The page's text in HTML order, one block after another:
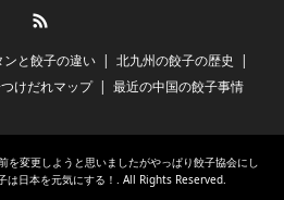
ンと餃子の違い
北九州の餃子の歴史
けだれマップ 最近の中国の餃子事情
を変更しようと思いましたがやっぱり餃子協会にし
は日本を元気にする！
. All Rights Reserved.